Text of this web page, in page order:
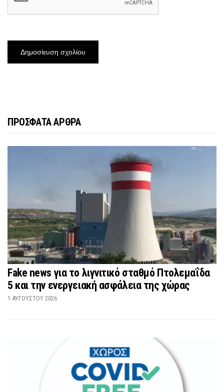
ΠΡΟΣΦΑΤΑ ΑΡΘΡΑ
Fake news για το λιγνιτικό σταθμό Πτολεμαΐδα
5 και την ενεργειακή ασφάλεια της χώρας
1 ΑΥΓΟΎΣΤΟΥ 2026